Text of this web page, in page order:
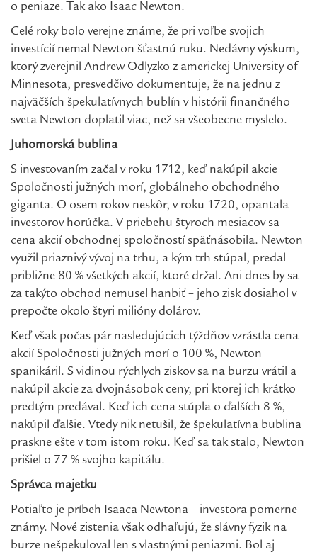
o peniaze. Tak ako Isaac Newton.
Celé roky bolo verejne známe, že pri voľbe svojich
investícií nemal Newton šťastnú ruku. Nedávny výskum,
ktorý zverejnil Andrew Odlyzko z americkej University of
Minnesota, presvedčivo dokumentuje, že na jednu z
najväčších špekulatívnych bublín v histórii finančného
sveta Newton doplatil viac, než sa všeobecne myslelo.
Juhomorská bublina
S investovaním začal v roku 1712, keď nakúpil akcie
Spoločnosti južných morí, globálneho obchodného
giganta. O osem rokov neskôr, v roku 1720, opantala
investorov horúčka. V priebehu štyroch mesiacov sa
cena akcií obchodnej spoločností späťnásobila. Newton
využil priaznivý vývoj na trhu, a kým trh stúpal, predal
približne 80 % všetkých akcií, ktoré držal. Ani dnes by sa
za takýto obchod nemusel hanbiť – jeho zisk dosiahol v
prepočte okolo štyri milióny dolárov.
Keď však počas pár nasledujúcich týždňov vzrástla cena
akcií Spoločnosti južných morí o 100 %, Newton
spanikáril. S vidinou rýchlych ziskov sa na burzu vrátil a
nakúpil akcie za dvojnásobok ceny, pri ktorej ich krátko
predtým predával. Keď ich cena stúpla o ďalších 8 %,
nakúpil ďalšie. Vtedy nik netušil, že špekulatívna bublina
praskne ešte v tom istom roku. Keď sa tak stalo, Newton
prišiel o 77 % svojho kapitálu.
Správca majetku
Potiaľto je príbeh Isaaca Newtona – investora pomerne
známy. Nové zistenia však odhaľujú, že slávny fyzik na
burze nešpekuloval len s vlastnými peniazmi. Bol aj